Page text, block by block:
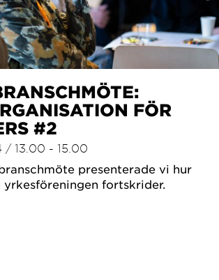
FÖR
#2
/ 13.00 - 15.00
presenterade vi hur
fortskrider.